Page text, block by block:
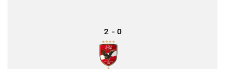
0
-
2